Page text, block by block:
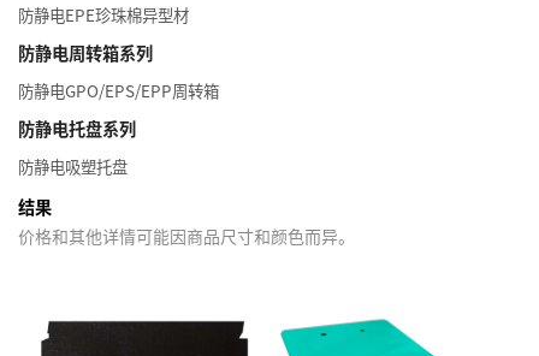
防静电EPE珍珠棉异型材
防静电周转箱系列
防静电GPO/EPS/EPP周转箱
防静电托盘系列
防静电吸塑托盘
结果
价格和其他详情可能因商品尺寸和颜色而异。